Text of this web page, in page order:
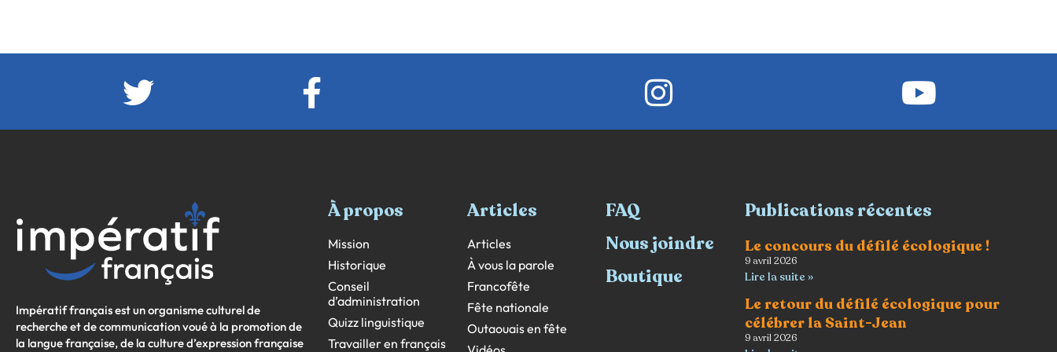
Impératif français est un organisme culturel de
recherche et de communication voué à la promotion de
la langue française, de la culture d’expression française
À propos
Mission
Historique
Conseil
d’administration
Quizz linguistique
Travailler en français
Articles
Articles
À vous la parole
Francofête
Fête nationale
Outaouais en fête
FAQ
Nous joindre
Boutique
Publications récentes
Le concours du défilé écologique !
9 avril 2026
Lire la suite »
Le retour du défilé écologique pour
célébrer la Saint-Jean
9 avril 2026